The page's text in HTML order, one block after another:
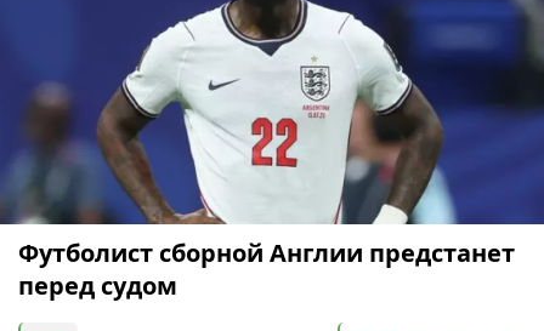
Футболист сборной Англии предстанет
перед судом